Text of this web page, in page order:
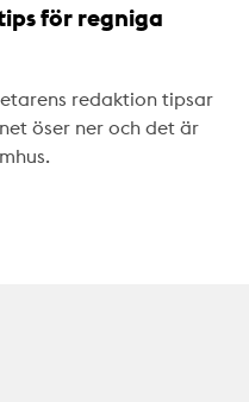
för regniga
redaktion tipsar
öser ner och det är